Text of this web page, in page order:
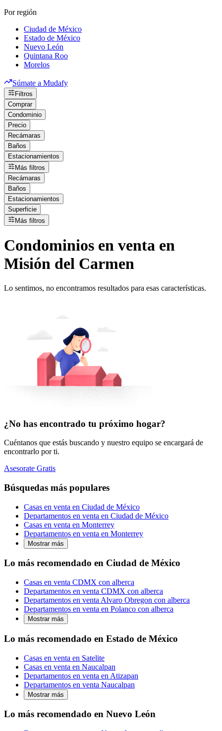
Por región
Ciudad de México
Estado de México
Nuevo León
Quintana Roo
Morelos
Súmate a Mudafy
Filtros
Comprar
Condominio
Precio
Recámaras
Baños
Estacionamientos
Más filtros
Recámaras
Baños
Estacionamientos
Superficie
Más filtros
Condominios en venta en
Misión del Carmen
Lo sentimos, no encontramos resultados para esas características.
¿No has encontrado tu próximo hogar?
Cuéntanos que estás buscando y nuestro equipo se encargará de
encontrarlo por ti.
Asesorate Gratis
Búsquedas más populares
Casas en venta en Ciudad de México
Departamentos en venta en Ciudad de México
Casas en venta en Monterrey
Departamentos en venta en Monterrey
Mostrar más
Lo más recomendado en Ciudad de México
Casas en venta CDMX con alberca
Departamentos en venta CDMX con alberca
Departamentos en venta Alvaro Obregon con alberca
Departamentos en venta en Polanco con alberca
Mostrar más
Lo más recomendado en Estado de México
Casas en venta en Satelite
Casas en venta en Naucalpan
Departamentos en venta en Atizapan
Departamentos en venta Naucalpan
Mostrar más
Lo más recomendado en Nuevo León